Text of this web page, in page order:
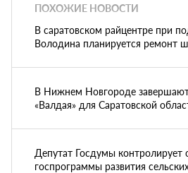
ПОХОЖИЕ НОВОСТИ
В саратовском райцентре при
Володина планируется ремонт
В Нижнем Новгороде
«Валдая» для Саратовской
Депутат Госдумы контролирует
госпрограммы развития